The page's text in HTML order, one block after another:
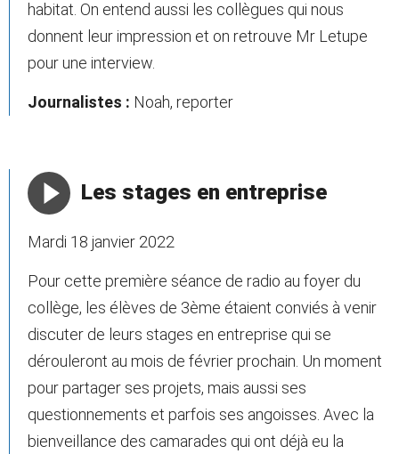
habitat. On entend aussi les collègues qui nous
donnent leur impression et on retrouve Mr Letupe
pour une interview.
Journalistes : Noah, reporter
Les stages en entreprise
Mardi 18 janvier 2022
Pour cette première séance de radio au foyer du
collège, les élèves de 3ème étaient conviés à venir
discuter de leurs stages en entreprise qui se
dérouleront au mois de février prochain. Un moment
pour partager ses projets, mais aussi ses
questionnements et parfois ses angoisses. Avec la
bienveillance des camarades qui ont déjà eu la